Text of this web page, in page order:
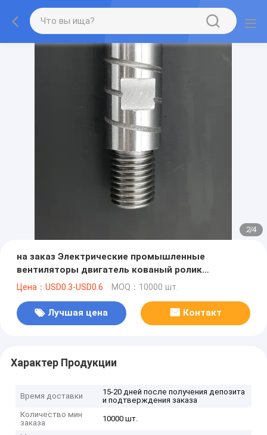
2/4
на заказ Электрические промышленные
вентиляторы двигатель кованый ролик
подъемной оси
Цена：USD0.3-USD0.6 MOQ：10000 шт.
Лучшая цена Контакт
Характер Продукции
Время доставки
15-20 дней после получения депозита
и подтверждения заказа
Количество мин
заказа
10000 шт.